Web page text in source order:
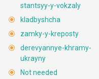
stantsyy-y-vokzaly
kladbyshcha
zamky-y-kreposty
derevyannye-khramy-
ukrayny
Not needed